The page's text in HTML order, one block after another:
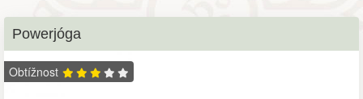
Powerjóga
Obtížnost